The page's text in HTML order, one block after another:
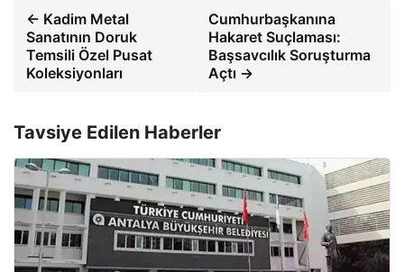
← Kadim Metal
Sanatının Doruk
Temsili Özel Pusat
Koleksiyonları
Cumhurbaşkanına
Hakaret Suçlaması:
Başsavcılık Soruşturma
Açtı →
Tavsiye Edilen Haberler